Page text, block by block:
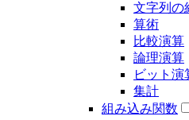
文字列の
算術
比較演算
論理演算
ビット演
集計
組み込み関数